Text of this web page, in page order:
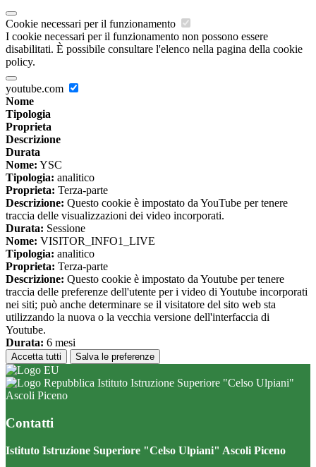
Cookie necessari per il funzionamento
I cookie necessari per il funzionamento non possono essere
disabilitati. È possibile consultare l'elenco nella pagina della cookie
policy.
youtube.com
Nome
Tipologia
Proprieta
Descrizione
Durata
Nome: YSC
Tipologia: analitico
Proprieta: Terza-parte
Descrizione: Questo cookie è impostato da YouTube per tenere
traccia delle visualizzazioni dei video incorporati.
Durata: Sessione
Nome: VISITOR_INFO1_LIVE
Tipologia: analitico
Proprieta: Terza-parte
Descrizione: Questo cookie è impostato da Youtube per tenere
traccia delle preferenze dell'utente per i video di Youtube incorporati
nei siti; può anche determinare se il visitatore del sito web sta
utilizzando la nuova o la vecchia versione dell'interfaccia di
Youtube.
Durata: 6 mesi
Accetta tutti Salva le preferenze
Istituto Istruzione Superiore "Celso Ulpiani"
Ascoli Piceno
Contatti
Istituto Istruzione Superiore "Celso Ulpiani" Ascoli Piceno